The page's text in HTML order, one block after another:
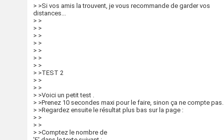
> >Si vos amis la trouvent, je vous recommande de garder vos
distances...
> >
> >
> >
> >
> >
> >
> >
> >TEST 2
> >
> >
> >Voici un petit test .
> >Prenez 10 secondes maxi pour le faire, sinon ça ne compte pas.
> >Regardez ensuite le résultat plus bas sur la page :
> >
> >
> >Comptez le nombre de